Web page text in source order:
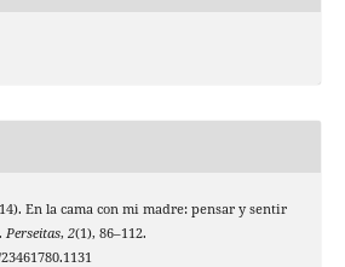
En la cama con mi madre: pensar y sentir
Perseitas, 2(1), 86–112.